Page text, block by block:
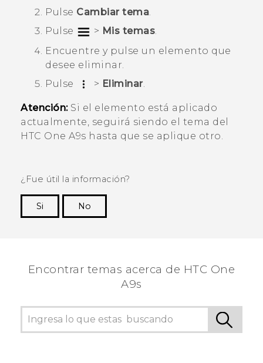
Video Tutorials
Pulse Cambiar tema.
Pulse
> Mis temas.
Encuentre y pulse un elemento que
desee eliminar.
Pulse
> Eliminar.
Atención:Si el elemento está aplicado
actualmente, seguirá siendo el tema del
HTC One A9s hasta que se aplique otro.
¿Fue útil la información?
Si
No
Encontrar temas acerca de HTC One
A9s